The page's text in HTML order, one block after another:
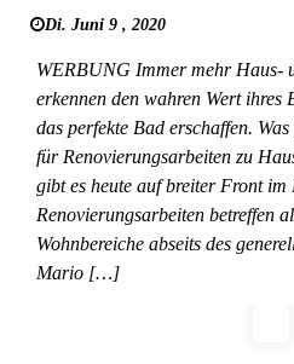
Di. Juni 9 , 2020
WERBUNG Immer mehr Haus-
erkennen den wahren Wert ihres
das perfekte Bad erschaffen.
für Renovierungsarbeiten zu
gibt es heute auf breiter Front im
Renovierungsarbeiten betreffen
Wohnbereiche abseits des
Mario […]